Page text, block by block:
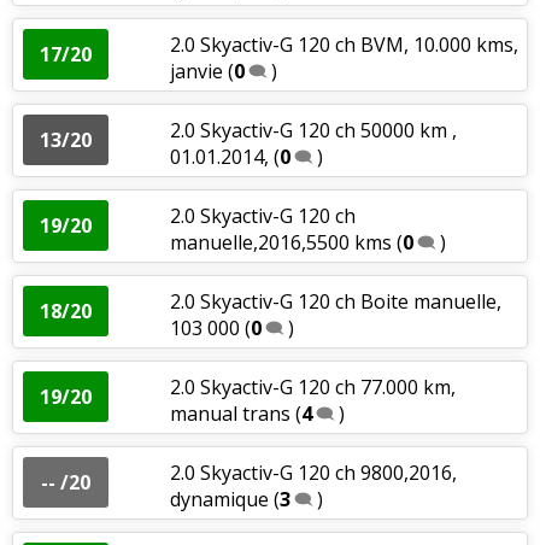
17/20
2.0 Skyactiv-G 120 ch BVM, 10.000 kms,
janvie (0 )
13/20
2.0 Skyactiv-G 120 ch 50000 km ,
01.01.2014, (0 )
19/20
2.0 Skyactiv-G 120 ch
manuelle,2016,5500 kms (0 )
18/20
2.0 Skyactiv-G 120 ch Boite manuelle,
103 000 (0 )
19/20
2.0 Skyactiv-G 120 ch 77.000 km,
manual trans (4 )
-- /20
2.0 Skyactiv-G 120 ch 9800,2016,
dynamique (3 )